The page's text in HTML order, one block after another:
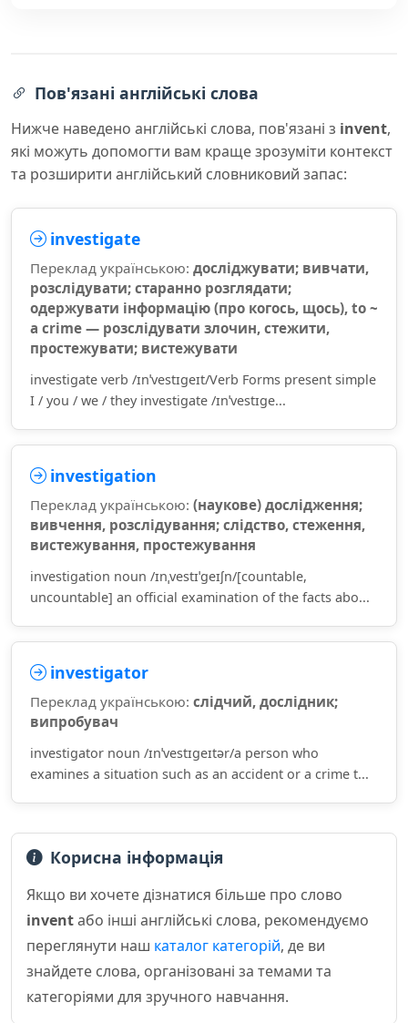
Пов'язані англійські слова
Нижче наведено англійські слова, пов'язані з invent,
які можуть допомогти вам краще зрозуміти контекст
та розширити англійський словниковий запас:
investigate
Переклад українською: досліджувати; вивчати,
розслідувати; старанно розглядати;
одержувати інформацію (про когось, щось), to ~
a crime — розслідувати злочин, стежити,
простежувати; вистежувати
investigate verb /ɪnˈvestɪɡeɪt/Verb Forms present simple
I / you / we / they investigate /ɪnˈvestɪɡe...
investigation
Переклад українською: (наукове) дослідження;
вивчення, розслідування; слідство, стеження,
вистежування, простежування
investigation noun /ɪnˌvestɪˈɡeɪʃn/[countable,
uncountable] an official examination of the facts abo...
investigator
Переклад українською: слідчий, дослідник;
випробувач
investigator noun /ɪnˈvestɪɡeɪtər/a person who
examines a situation such as an accident or a crime t...
Корисна інформація
Якщо ви хочете дізнатися більше про слово
inventабо інші англійські слова, рекомендуємо
переглянути наш каталог категорій, де ви
знайдете слова, організовані за темами та
категоріями для зручного навчання.